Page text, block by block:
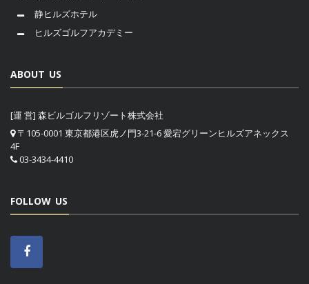
静ヒルズホテル
ヒルズゴルフアカデミー
ABOUT US
[運 営] 森ビルゴルフリゾート株式会社
〒105-0001 東京都港区虎ノ門3-21-6 愛宕グリーンヒルズアネックス
4F
03-3434-4410
FOLLOW US